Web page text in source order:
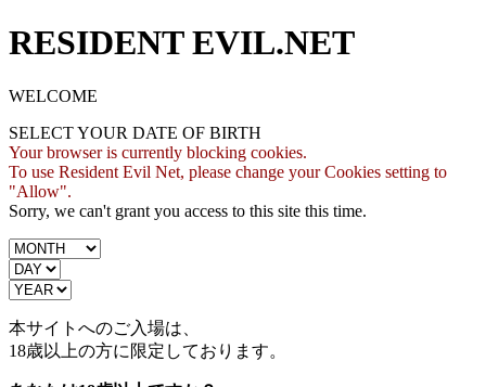
RESIDENT EVIL.NET
WELCOME
SELECT YOUR DATE OF BIRTH
Your browser is currently blocking cookies.
To use Resident Evil Net, please change your Cookies setting to
"Allow".
Sorry, we can't grant you access to this site this time.
本サイトへのご入場は、
18歳以上の方に限定しております。